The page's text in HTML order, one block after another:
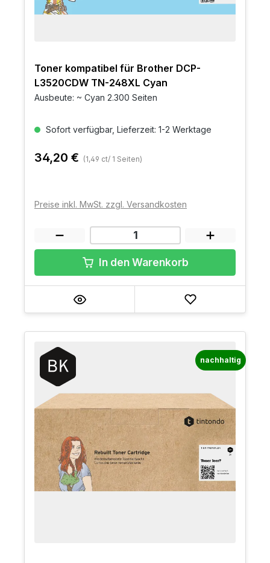
Toner kompatibel für Brother DCP-
L3520CDW TN-248XL Cyan
Ausbeute: ~ Cyan 2.300 Seiten
Sofort verfügbar, Lieferzeit: 1-2 Werktage
34,20 € (1,49 ct/ 1 Seiten)
Preise inkl. MwSt. zzgl. Versandkosten
In den Warenkorb
nachhaltig